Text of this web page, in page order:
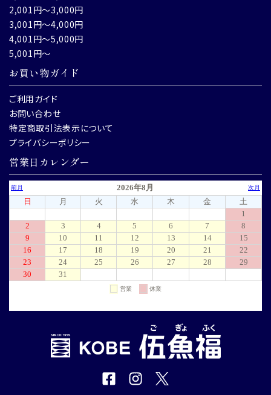
2,001円～3,000円
3,001円～4,000円
4,001円～5,000円
5,001円～
お買い物ガイド
ご利用ガイド
お問い合わせ
特定商取引法表示について
プライバシーポリシー
営業日カレンダー